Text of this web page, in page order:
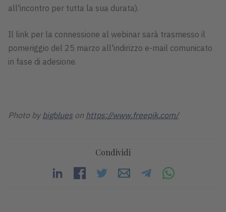
all'incontro per tutta la sua durata).
Il link per la connessione al webinar sarà trasmesso il
pomeriggio del 25 marzo all'indirizzo e-mail comunicato
in fase di adesione.
Photo by bigblues on https://www.freepik.com/
Condividi